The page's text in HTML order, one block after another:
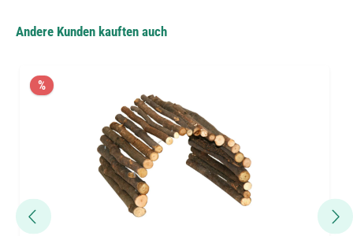
Andere Kunden kauften auch
%